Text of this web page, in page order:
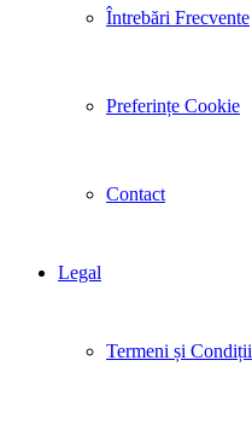
Întrebări Frecvente
Preferințe Cookie
Contact
Legal
Termeni și Condiții